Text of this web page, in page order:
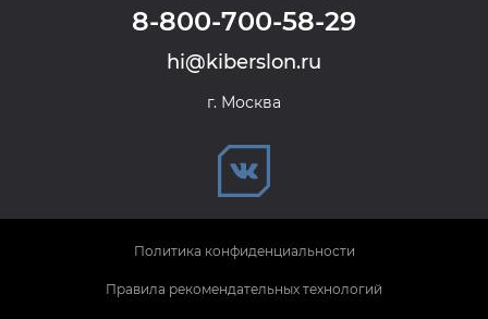
8-800-700-58-29
hi@kiberslon.ru
г. Москва
Политика конфиденциальности
Правила рекомендательных технологий